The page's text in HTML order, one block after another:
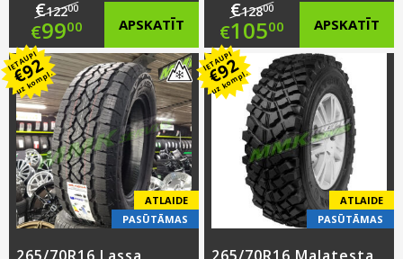
€12200
Original
price
was:
€122.00.
€9900
Current
price
is:
€99.00.
APSKATĪT
€12800
Original
price
was:
€128.00.
€10500
Current
price
is:
€105.00.
APSKATĪT
IETAUPI
€92
uz kompl.
ATLAIDE
PASŪTĀMAS
265/70R16 Lassa
IETAUPI
€92
uz kompl.
ATLAIDE
PASŪTĀMAS
265/70R16 Malatesta